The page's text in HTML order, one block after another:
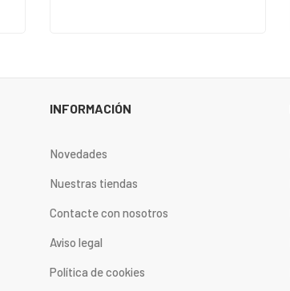
INFORMACIÓN
Novedades
Nuestras tiendas
Contacte con nosotros
Aviso legal
Política de cookies